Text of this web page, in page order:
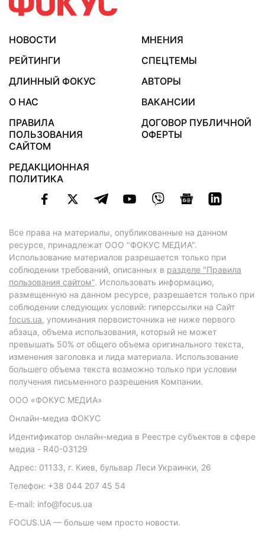
НОВОСТИ
МНЕНИЯ
РЕЙТИНГИ
СПЕЦТЕМЫ
ДЛИННЫЙ ФОКУС
АВТОРЫ
О НАС
ВАКАНСИИ
ПРАВИЛА
ПОЛЬЗОВАНИЯ
САЙТОМ
ДОГОВОР ПУБЛИЧНОЙ
ОФЕРТЫ
РЕДАКЦИОННАЯ
ПОЛИТИКА
Все права на материалы, опубликованные на данном
ресурсе, принадлежат ООО "ФОКУС МЕДИА".
Использование материалов разрешается только при
соблюдении требований, описанных в разделе "Правила
пользования сайтом". Использовать информацию,
размещенную на данном ресурсе, разрешается только при
соблюдении следующих условий: гиперссылки на Сайт
focus.ua, упоминания первоисточника не ниже первого
абзаца, объема использования, который не может
превышать 50% от общего объема оригинального текста,
изменения заголовка и лида материала. Использование
большего объема текста возможно только при условии
получения письменного разрешения Компании.
ООО «ФОКУС МЕДИА»
Онлайн-медиа ФОКУС
Идентификатор онлайн-медиа в Реестре субъектов в сфере
медиа - R40-03129
Адрес: 01133, г. Киев, бульвар Леси Украинки, 26
Телефон: +38 044 207 45 54
E-mail: info@focus.ua
FOCUS.UA — больше чем просто новости.